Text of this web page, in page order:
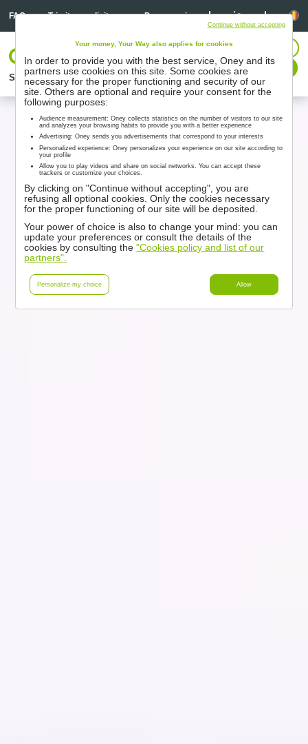
FAQ Trimitere solicitare Despre noi Linkedin
Linkedin
Soluţii Parteneri Suport Resurse
CONECTARE
Contactați-ne
Your money, Your Way also applies for cookies
In order to provide you with the best service, Oney and its
partners use cookies on this site. Some cookies are
necessary for the proper functioning and security of our
site. Others are optional and require your consent for the
following purposes:
Audience measurement: Oney collects statistics on the number of visitors to our site
and analyzes your browsing habits to provide you with a better experience
Advertising: Oney sends you advertisements that correspond to your interests
Personalized experience: Oney personalizes your experience on our site according to
your profile
Allow you to play videos and share on social networks. You can accept these
trackers or customize your choices.
By clicking on "Continue without accepting", you are
refusing all optional cookies. Only the cookies necessary
for the proper functioning of our site will be deposited.
Your power of choice is also to change your mind: you can
update your preferences or consult the details of the
cookies by consulting the"Cookies policy and list of our
partners".
Personalize my choice Allow
Continue without accepting